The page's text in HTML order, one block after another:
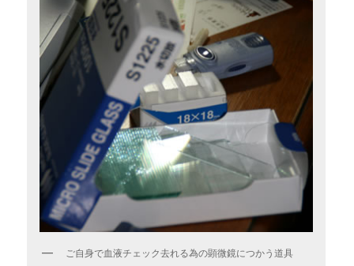
ご自身で血液チェック去れる為の顕微鏡につかう道具